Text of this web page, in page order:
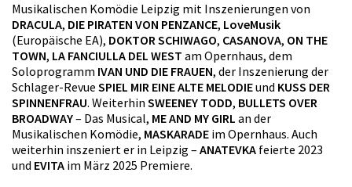
Musikalischen Komödie Leipzig mit Inszenierungen von
DRACULA, DIE PIRATEN VON PENZANCE, LoveMusik
(Europäische EA), DOKTOR SCHIWAGO, CASANOVA, ON THE
TOWN, LA FANCIULLA DEL WEST am Opernhaus, dem
Soloprogramm IVAN UND DIE FRAUEN, der Inszenierung der
Schlager-Revue SPIEL MIR EINE ALTE MELODIEund KUSS DER
SPINNENFRAU. Weiterhin SWEENEY TODD, BULLETS OVER
BROADWAY– Das Musical, ME AND MY GIRL an der
Musikalischen Komödie, MASKARADE im Opernhaus. Auch
weiterhin inszeniert er in Leipzig – ANATEVKA feierte 2023
und EVITA im März 2025 Premiere.